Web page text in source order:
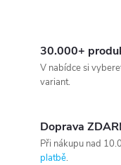
30.000+
V nabídce si
variant.
Doprava
Při nákupu nad
platbě.